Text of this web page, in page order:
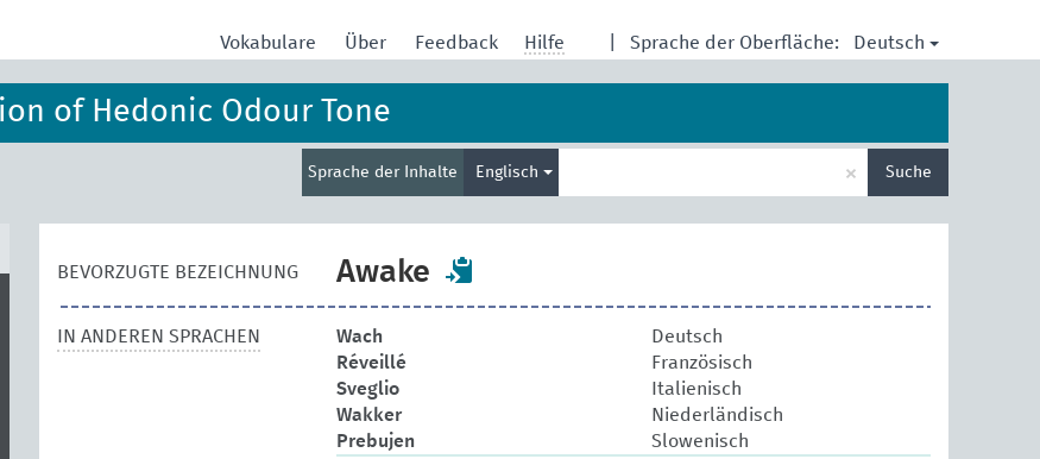
Sprache der Oberfläche: Deutsch
Vokabulare Über Feedback Hilfe
of Hedonic Odour Tone
Sprache der Inhalte Englisch × Suche
BEVORZUGTE BEZEICHNUNG Awake
IN ANDEREN SPRACHEN Wach
Deutsch
Réveillé
Französisch
Sveglio
Italienisch
Wakker
Niederländisch
Prebujen
Slowenisch